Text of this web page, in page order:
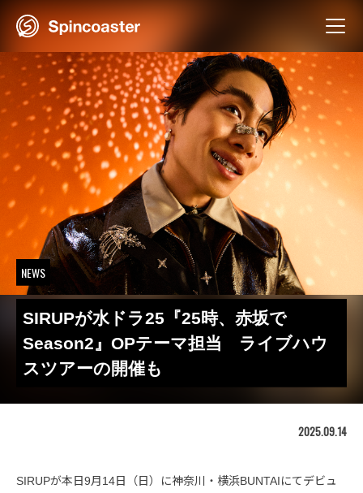
Skip
NEWS
SIRUPが水ドラ25『25時、赤坂で
Season2』OPテーマ担当 ライブハウ
スツアーの開催も
2025.09.14
SIRUPが本日9月14日（日）に神奈川・横浜BUNTAIにてデビュ